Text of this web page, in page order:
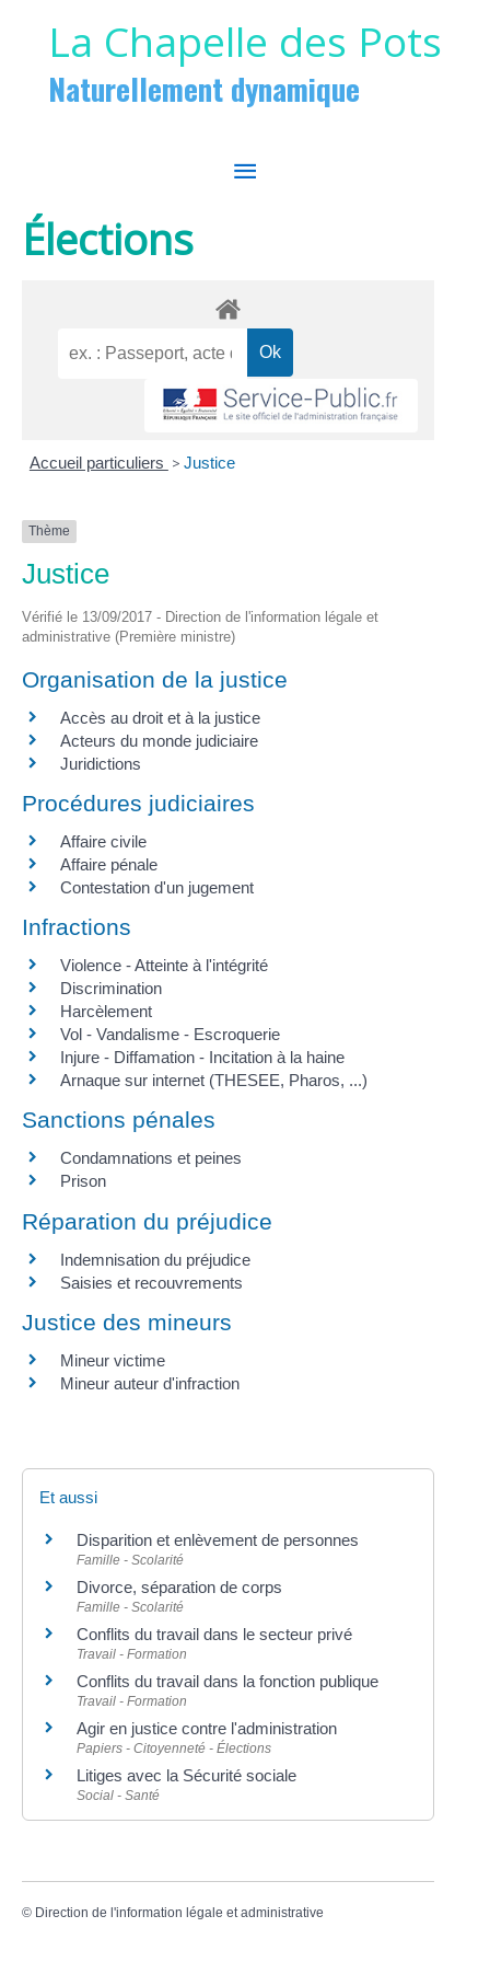
La Chapelle des Pots
Naturellement dynamique
MENU
Élections
Accueil particuliers > Justice
Thème
Justice
Vérifié le 13/09/2017 - Direction de l'information légale et
administrative (Première ministre)
Organisation de la justice
Accès au droit et à la justice
Acteurs du monde judiciaire
Juridictions
Procédures judiciaires
Affaire civile
Affaire pénale
Contestation d'un jugement
Infractions
Violence - Atteinte à l'intégrité
Discrimination
Harcèlement
Vol - Vandalisme - Escroquerie
Injure - Diffamation - Incitation à la haine
Arnaque sur internet (THESEE, Pharos, ...)
Sanctions pénales
Condamnations et peines
Prison
Réparation du préjudice
Indemnisation du préjudice
Saisies et recouvrements
Justice des mineurs
Mineur victime
Mineur auteur d'infraction
Et aussi
Disparition et enlèvement de personnes
Famille - Scolarité
Divorce, séparation de corps
Famille - Scolarité
Conflits du travail dans le secteur privé
Travail - Formation
Conflits du travail dans la fonction publique
Travail - Formation
Agir en justice contre l'administration
Papiers - Citoyenneté - Élections
Litiges avec la Sécurité sociale
Social - Santé
© Direction de l'information légale et administrative